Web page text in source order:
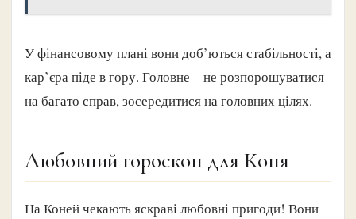
У фінансовому плані вони доб’ються стабільності, а
кар’єра піде в гору. Головне – не розпорошуватися
на багато справ, зосередитися на головних цілях.
Любовний гороскоп для Коня
На Коней чекають яскраві любовні пригоди! Вони